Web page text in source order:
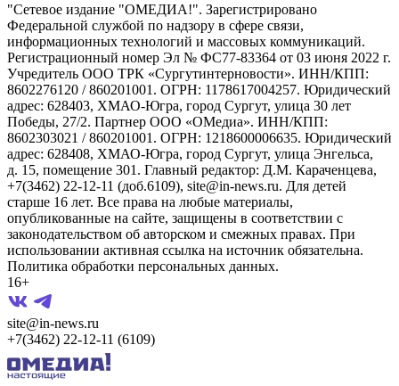
"Сетевое издание "ОМЕДИА!". Зарегистрировано
Федеральной службой по надзору в сфере связи,
информационных технологий и массовых коммуникаций.
Регистрационный номер Эл № ФС77-83364 от 03 июня 2022 г.
Учредитель ООО ТРК «Сургутинтерновости». ИНН/КПП:
8602276120 / 860201001. ОГРН: 1178617004257. Юридический
адрес: 628403, ХМАО-Югра, город Сургут, улица 30 лет
Победы, 27/2. Партнер ООО «ОМедиа». ИНН/КПП:
8602303021 / 860201001. ОГРН: 1218600006635. Юридический
адрес: 628408, ХМАО-Югра, город Сургут, улица Энгельса,
д. 15, помещение 301. Главный редактор: Д.М. Караченцева,
+7(3462) 22-12-11 (доб.6109), site@in-news.ru. Для детей
старше 16 лет. Все права на любые материалы,
опубликованные на сайте, защищены в соответствии с
законодательством об авторском и смежных правах. При
использовании активная ссылка на источник обязательна.
Политика обработки персональных данных.
16+
site@in-news.ru
+7(3462) 22-12-11 (6109)